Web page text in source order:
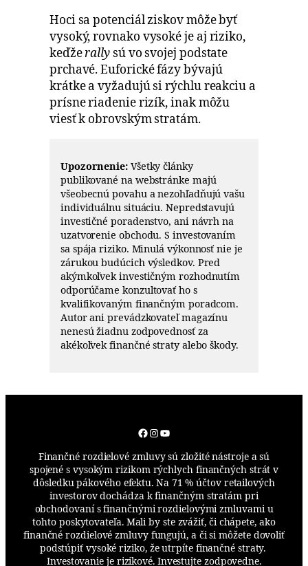
Hoci sa potenciál ziskov môže byť
vysoký, rovnako vysoké je aj riziko,
keďžerallysú vo svojej podstate
prchavé. Euforické fázy bývajú
krátke a vyžadujú si rýchlu reakciu a
prísne riadenie rizík, inak môžu
viesť k obrovským stratám.
Upozornenie: Všetky články
publikované na webstránke majú
všeobecnú povahu a nezohľadňujú vašu
individuálnu situáciu. Nepredstavujú
investičné poradenstvo, ani návrh na
uzatvorenie obchodu. S investovaním
sa spája riziko. Minulá výkonnosť nie je
zárukou budúcich výsledkov. Pred
akýmkoľvek investičným rozhodnutím
odporúčame konzultovať ho s
kvalifikovaným finančným poradcom.
Autor ani prevádzkovateľ magazínu
nenesú žiadnu zodpovednosť za
akékoľvek finančné straty alebo škody.
Facebook
Instagram
YouTube
Finančné rozdielové zmluvy sú zložité nástroje a sú
spojené s vysokým rizikom rýchlych finančných strát v
dôsledku pákového efektu. Na 71 % účtov retailových
investorov dochádza k finančným stratám pri
obchodovaní s finančnými rozdielovými zmluvami u
tohto poskytovateľa. Mali by ste zvážiť, či chápete, ako
finančné rozdielové zmluvy fungujú, a či si môžete dovoliť
podstúpiť vysoké riziko, že utrpíte finančné straty.
Investovanie je rizikové. Investujte zodpovedne.